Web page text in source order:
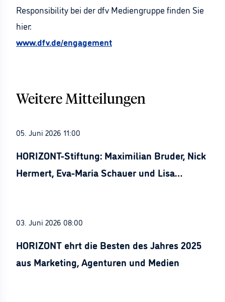
Responsibility bei der dfv Mediengruppe finden Sie
hier:
www.dfv.de/engagement
Weitere Mitteilungen
05. Juni 2026 11:00
HORIZONT-Stiftung: Maximilian Bruder, Nick
Hermert, Eva-Maria Schauer und Lisa
03. Juni 2026 08:00
HORIZONT ehrt die Besten des Jahres 2025
aus Marketing, Agenturen und Medien